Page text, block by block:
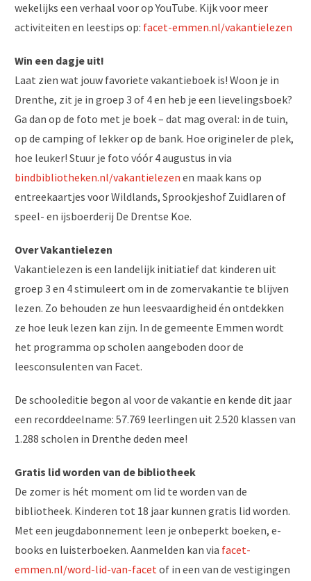
wekelijks een verhaal voor op YouTube. Kijk voor meer
activiteiten en leestips op: facet-emmen.nl/vakantielezen
Win een dagje uit!
Laat zien wat jouw favoriete vakantieboek is! Woon je in
Drenthe, zit je in groep 3 of 4 en heb je een lievelingsboek?
Ga dan op de foto met je boek – dat mag overal: in de tuin,
op de camping of lekker op de bank. Hoe origineler de plek,
hoe leuker! Stuur je foto vóór 4 augustus in via
bindbibliotheken.nl/vakantielezen en maak kans op
entreekaartjes voor Wildlands, Sprookjeshof Zuidlaren of
speel- en ijsboerderij De Drentse Koe.
Over Vakantielezen
Vakantielezen is een landelijk initiatief dat kinderen uit
groep 3 en 4 stimuleert om in de zomervakantie te blijven
lezen. Zo behouden ze hun leesvaardigheid én ontdekken
ze hoe leuk lezen kan zijn. In de gemeente Emmen wordt
het programma op scholen aangeboden door de
leesconsulenten van Facet.
De schooleditie begon al voor de vakantie en kende dit jaar
een recorddeelname: 57.769 leerlingen uit 2.520 klassen van
1.288 scholen in Drenthe deden mee!
Gratis lid worden van de bibliotheek
De zomer is hét moment om lid te worden van de
bibliotheek. Kinderen tot 18 jaar kunnen gratis lid worden.
Met een jeugdabonnement leen je onbeperkt boeken, e-
books en luisterboeken. Aanmelden kan via facet-
emmen.nl/word-lid-van-facetof in een van de vestigingen